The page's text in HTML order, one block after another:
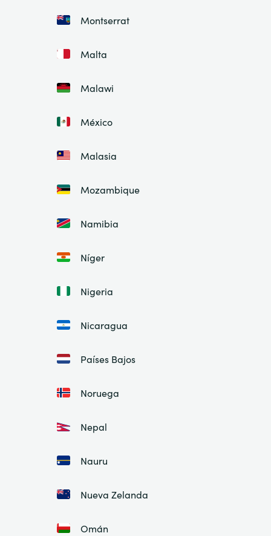
Montserrat
Malta
Malawi
México
Malasia
Mozambique
Namibia
Níger
Nigeria
Nicaragua
Países Bajos
Noruega
Nepal
Nauru
Nueva Zelanda
Omán